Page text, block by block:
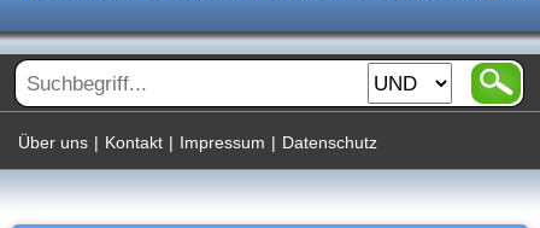
Über uns | Kontakt | Impressum | Datenschutz